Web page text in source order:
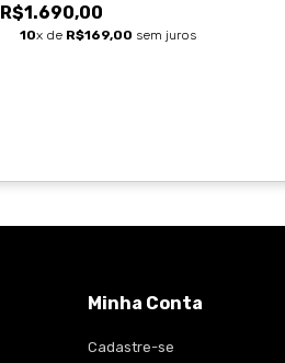
R$1.690,00
10x de R$169,00 sem juros
Minha Conta
Cadastre-se